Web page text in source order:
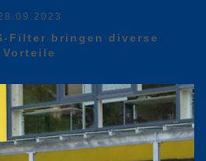
Filter bringen diverse
Vorteile